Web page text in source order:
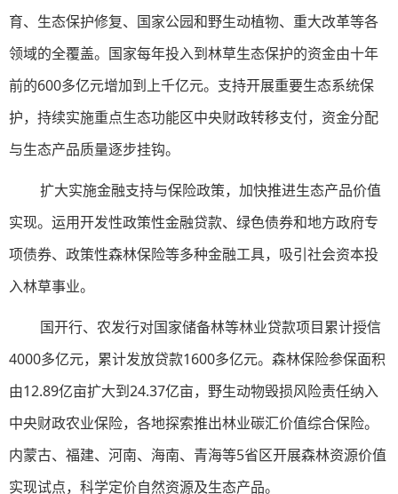
育、生态保护修复、国家公园和野生动植物、重大改革等各
领域的全覆盖。国家每年投入到林草生态保护的资金由十年
前的600多亿元增加到上千亿元。支持开展重要生态系统保
护，持续实施重点生态功能区中央财政转移支付，资金分配
与生态产品质量逐步挂钩。
扩大实施金融支持与保险政策，加快推进生态产品价值
实现。运用开发性政策性金融贷款、绿色债券和地方政府专
项债券、政策性森林保险等多种金融工具，吸引社会资本投
入林草事业。
国开行、农发行对国家储备林等林业贷款项目累计授信
4000多亿元，累计发放贷款1600多亿元。森林保险参保面积
由12.89亿亩扩大到24.37亿亩，野生动物毁损风险责任纳入
中央财政农业保险，各地探索推出林业碳汇价值综合保险。
内蒙古、福建、河南、海南、青海等5省区开展森林资源价值
实现试点，科学定价自然资源及生态产品。